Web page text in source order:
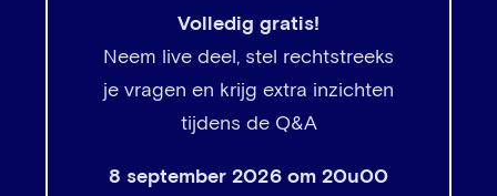
Volledig gratis!
Neem live deel, stel rechtstreeks
je vragen en krijg extra inzichten
tijdens de Q&A
8 september 2026 om 20u00